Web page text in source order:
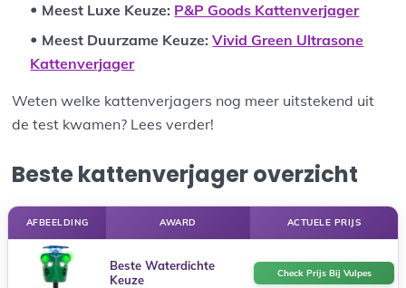
Meest Luxe Keuze: P&P Goods Kattenverjager
Meest Duurzame Keuze:Vivid Green Ultrasone
Kattenverjager
Weten welke kattenverjagers nog meer uitstekend uit
de test kwamen? Lees verder!
Beste kattenverjager overzicht
AFBEELDING AWARD ACTUELE PRIJS
Beste Waterdichte
Keuze
Check Prijs Bij Vulpes